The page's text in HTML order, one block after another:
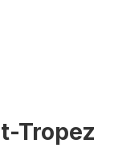
Tropez